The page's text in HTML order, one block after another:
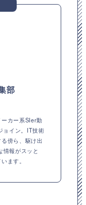
部
カー系SIer勤
ョイン。IT技術
傍ら、駆け出
情報がスッと
ます。